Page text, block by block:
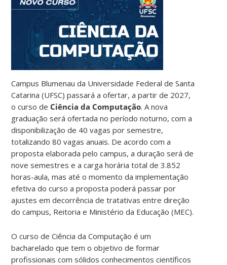
Campus Blumenau da Universidade Federal de Santa
Catarina (UFSC) passará a ofertar, a partir de 2027,
o curso de Ciência da Computação. A nova
graduação será ofertada no período noturno, com a
disponibilização de 40 vagas por semestre,
totalizando 80 vagas anuais. De acordo com a
proposta elaborada pelo campus, a duração será de
nove semestres e a carga horária total de 3.852
horas-aula, mas até o momento da implementação
efetiva do curso a proposta poderá passar por
ajustes em decorrência de tratativas entre direção
do campus, Reitoria e Ministério da Educação (MEC).
O curso de Ciência da Computação é um
bacharelado que tem o objetivo de formar
profissionais com sólidos conhecimentos científicos